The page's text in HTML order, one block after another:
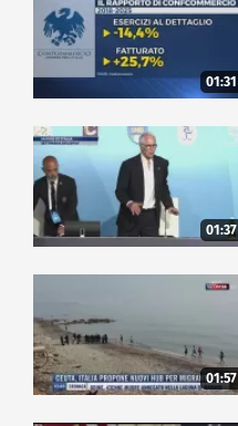
01:31
01:37
01:57